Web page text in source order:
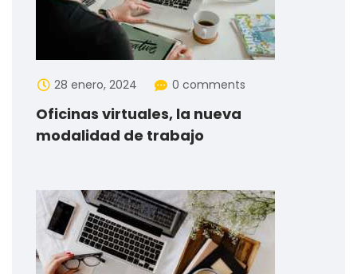
28 enero, 2024 0 comments
Oficinas virtuales, la nueva
modalidad de trabajo